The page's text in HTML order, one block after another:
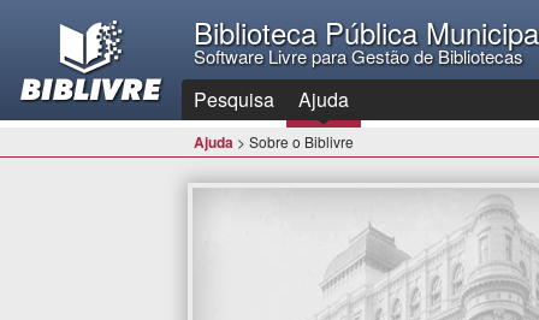
Biblioteca Pública
Software Livre para Gestão de Bibliotecas
Pesquisa Ajuda
Ajuda > Sobre o Biblivre